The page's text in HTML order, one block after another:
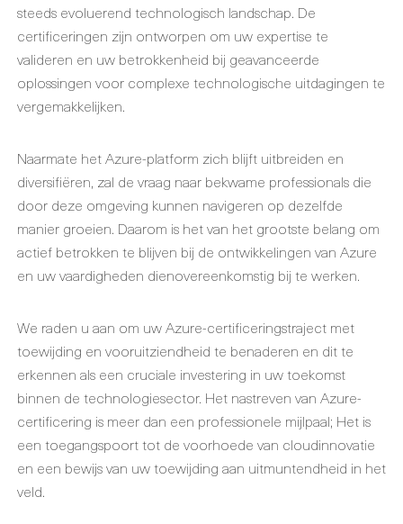
steeds evoluerend technologisch landschap. De
certificeringen zijn ontworpen om uw expertise te
valideren en uw betrokkenheid bij geavanceerde
oplossingen voor complexe technologische uitdagingen te
vergemakkelijken.
Naarmate het Azure-platform zich blijft uitbreiden en
diversifiëren, zal de vraag naar bekwame professionals die
door deze omgeving kunnen navigeren op dezelfde
manier groeien. Daarom is het van het grootste belang om
actief betrokken te blijven bij de ontwikkelingen van Azure
en uw vaardigheden dienovereenkomstig bij te werken.
We raden u aan om uw Azure-certificeringstraject met
toewijding en vooruitziendheid te benaderen en dit te
erkennen als een cruciale investering in uw toekomst
binnen de technologiesector. Het nastreven van Azure-
certificering is meer dan een professionele mijlpaal; Het is
een toegangspoort tot de voorhoede van cloudinnovatie
en een bewijs van uw toewijding aan uitmuntendheid in het
veld.